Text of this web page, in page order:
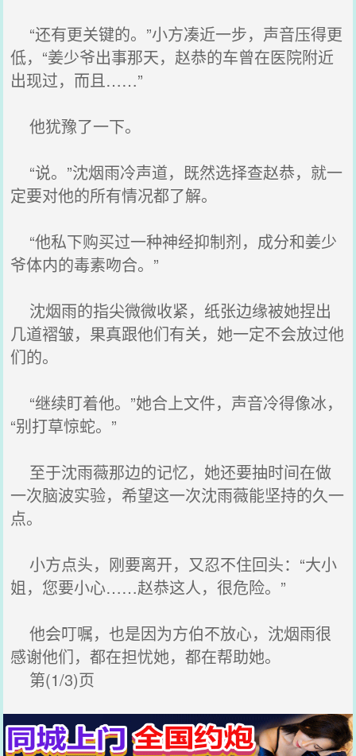
“还有更关键的。”小方凑近一步，声音压得更
低，“姜少爷出事那天，赵恭的车曾在医院附近
出现过，而且……”
他犹豫了一下。
“说。”沈烟雨冷声道，既然选择查赵恭，就一
定要对他的所有情况都了解。
“他私下购买过一种神经抑制剂，成分和姜少
爷体内的毒素吻合。”
沈烟雨的指尖微微收紧，纸张边缘被她捏出
几道褶皱，果真跟他们有关，她一定不会放过他
们的。
“继续盯着他。”她合上文件，声音冷得像冰，
“别打草惊蛇。”
至于沈雨薇那边的记忆，她还要抽时间在做
一次脑波实验，希望这一次沈雨薇能坚持的久一
点。
小方点头，刚要离开，又忍不住回头：“大小
姐，您要小心……赵恭这人，很危险。”
他会叮嘱，也是因为方伯不放心，沈烟雨很
感谢他们，都在担忧她，都在帮助她。
第(1/3)页